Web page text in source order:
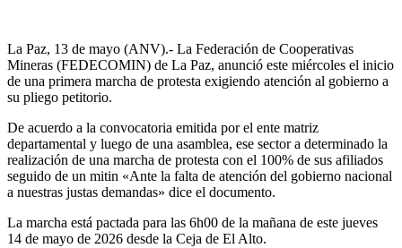
La Paz, 13 de mayo (ANV).- La Federación de Cooperativas
Mineras (FEDECOMIN) de La Paz, anunció este miércoles el inicio
de una primera marcha de protesta exigiendo atención al gobierno a
su pliego petitorio.
De acuerdo a la convocatoria emitida por el ente matriz
departamental y luego de una asamblea, ese sector a determinado la
realización de una marcha de protesta con el 100% de sus afiliados
seguido de un mitin «Ante la falta de atención del gobierno nacional
a nuestras justas demandas» dice el documento.
La marcha está pactada para las 6h00 de la mañana de este jueves
14 de mayo de 2026 desde la Ceja de El Alto.